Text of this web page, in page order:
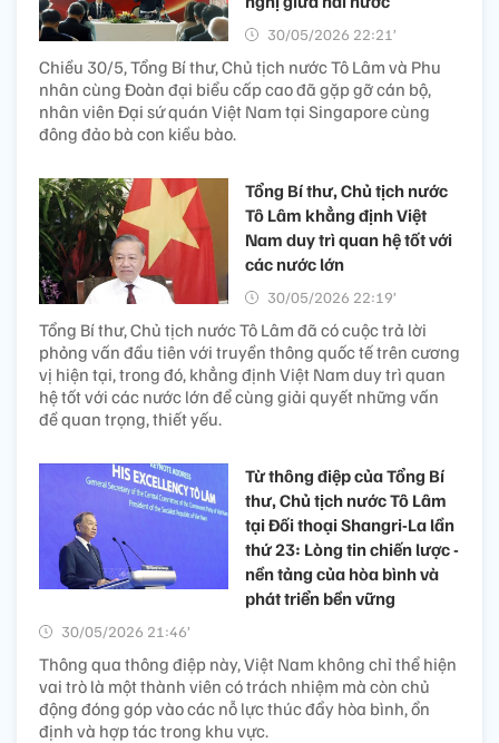
30/05/2026 22:21’
Chiều 30/5, Tổng Bí thư, Chủ tịch nước Tô Lâm và Phu
nhân cùng Đoàn đại biểu cấp cao đã gặp gỡ cán bộ,
nhân viên Đại sứ quán Việt Nam tại Singapore cùng
đông đảo bà con kiều bào.
Tổng Bí thư, Chủ tịch nước
Tô Lâm khẳng định Việt
Nam duy trì quan hệ tốt với
các nước lớn
30/05/2026 22:19’
Tổng Bí thư, Chủ tịch nước Tô Lâm đã có cuộc trả lời
phỏng vấn đầu tiên với truyền thông quốc tế trên cương
vị hiện tại, trong đó, khẳng định Việt Nam duy trì quan
hệ tốt với các nước lớn để cùng giải quyết những vấn
đề quan trọng, thiết yếu.
Từ thông điệp của Tổng Bí
thư, Chủ tịch nước Tô Lâm
tại Đối thoại Shangri-La lần
thứ 23: Lòng tin chiến lược -
nền tảng của hòa bình và
phát triển bền vững
30/05/2026 21:46’
Thông qua thông điệp này, Việt Nam không chỉ thể hiện
vai trò là một thành viên có trách nhiệm mà còn chủ
động đóng góp vào các nỗ lực thúc đẩy hòa bình, ổn
định và hợp tác trong khu vực.